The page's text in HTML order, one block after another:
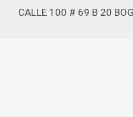
CALLE 100 # 69 B 20